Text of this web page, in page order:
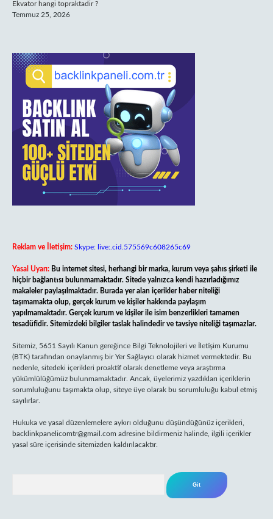
Ekvator hangi topraktadir ?
Temmuz 25, 2026
Reklam ve İletişim: Skype: live:.cid.575569c608265c69
Yasal Uyarı: Bu internet sitesi, herhangi bir marka, kurum veya şahıs şirketi ile
hiçbir bağlantısı bulunmamaktadır. Sitede yalnızca kendi hazırladığımız
makaleler paylaşılmaktadır. Burada yer alan içerikler haber niteliği
taşımamakta olup, gerçek kurum ve kişiler hakkında paylaşım
yapılmamaktadır. Gerçek kurum ve kişiler ile isim benzerlikleri tamamen
tesadüfidir. Sitemizdeki bilgiler taslak halindedir ve tavsiye niteliği taşımazlar.
Sitemiz, 5651 Sayılı Kanun gereğince Bilgi Teknolojileri ve İletişim Kurumu
(BTK) tarafından onaylanmış bir Yer Sağlayıcı olarak hizmet vermektedir. Bu
nedenle, sitedeki içerikleri proaktif olarak denetleme veya araştırma
yükümlülüğümüz bulunmamaktadır. Ancak, üyelerimiz yazdıkları içeriklerin
sorumluluğunu taşımakta olup, siteye üye olarak bu sorumluluğu kabul etmiş
sayılırlar.
Hukuka ve yasal düzenlemelere aykırı olduğunu düşündüğünüz içerikleri,
backlinkpanelicomtr@gmail.com adresine bildirmeniz halinde, ilgili içerikler
yasal süre içerisinde sitemizden kaldırılacaktır.